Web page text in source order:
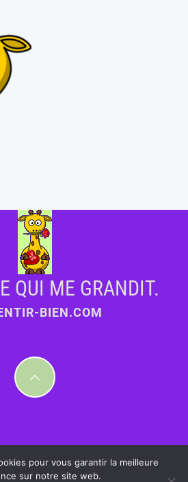
QUI ME GRANDIT.
BIEN.COM
pour vous garantir la meilleure
sur notre site web.